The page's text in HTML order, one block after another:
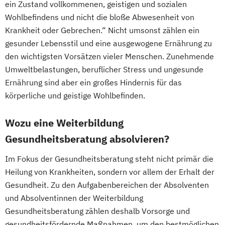
Ketogene Ernährung Kindersport Trainer
Krankheitsbilder im Gesundheitssport
Life Coach
Spiroergometrie im Gesundheitssport
Sportmentaltrainer Sporttherapeut
Stress- und Burnout-Coach
Wellness- und Spa-Management
ein Zustand vollkommenen, geistigen und sozialen
Wohlbefindens und nicht die bloße Abwesenheit von
Krankheit oder Gebrechen.“ Nicht umsonst zählen ein
gesunder Lebensstil und eine ausgewogene Ernährung zu
den wichtigsten Vorsätzen vieler Menschen. Zunehmende
Umweltbelastungen, beruflicher Stress und ungesunde
Ernährung sind aber ein großes Hindernis für das
körperliche und geistige Wohlbefinden.
Wozu eine Weiterbildung
Gesundheitsberatung absolvieren?
Im Fokus der Gesundheitsberatung steht nicht primär die
Heilung von Krankheiten, sondern vor allem der Erhalt der
Gesundheit. Zu den Aufgabenbereichen der Absolventen
und Absolventinnen der Weiterbildung
Gesundheitsberatung zählen deshalb Vorsorge und